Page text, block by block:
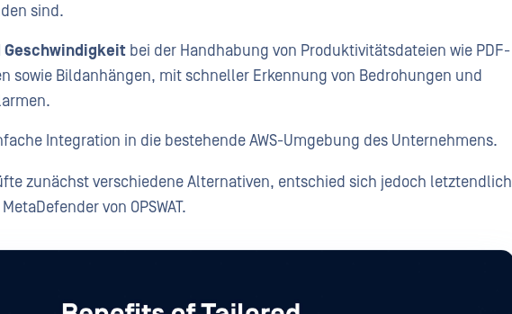
sind.
Geschwindigkeit bei der Handhabung von Produktivitätsdateien wie PDF-
sowie Bildanhängen, mit schneller Erkennung von Bedrohungen und
Integration in die bestehende AWS-Umgebung des Unternehmens.
zunächst verschiedene Alternativen, entschied sich jedoch letztendlich
von OPSWAT.